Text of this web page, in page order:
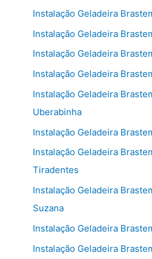
Instalação Geladeira
Instalação Geladeira
Instalação Geladeira
Instalação Geladeira
Instalação Geladeira
Uberabinha
Instalação Geladeira
Instalação Geladeira
Tiradentes
Instalação Geladeira
Suzana
Instalação Geladeira
Instalação Geladeira